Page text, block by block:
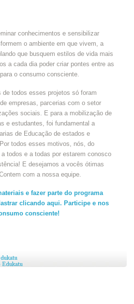
conhecimentos e sensibilizar
o ambiente em que vivem, a
que busquem estilos de vida mais
a cada dia poder criar pontes entre as
o consumo consciente.
todos esses projetos só foram
empresas, parcerias com o setor
sociais. E para a mobilização de
e estudantes, foi fundamental a
de Educação de estados e
todos esses motivos, nós, do
todos e a todas por estarem conosco
E desejamos a vocês ótimas
com a nossa equipe.
e fazer parte do programa
clicando aqui. Participe e nos
consciente!